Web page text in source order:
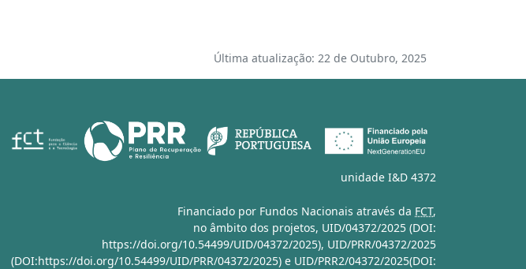
Última atualização: 22 de Outubro, 2025
unidade I&D 4372
Financiado por Fundos Nacionais através da FCT,
no âmbito dos projetos, UID/04372/2025 (DOI:
https://doi.org/10.54499/UID/04372/2025), UID/PRR/04372/2025
(DOI:https://doi.org/10.54499/UID/PRR/04372/2025) e UID/PRR2/04372/2025(DOI: